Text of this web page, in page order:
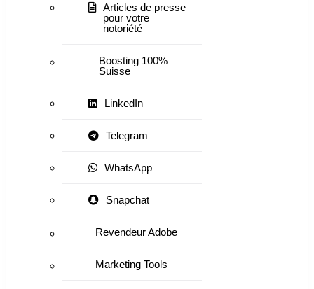
Articles de presse
pour votre
notoriété
Boosting 100%
Suisse
LinkedIn
Telegram
WhatsApp
Snapchat
Revendeur Adobe
Marketing Tools